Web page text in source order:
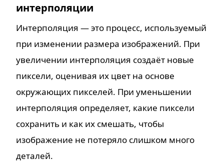
интерполяции
Интерполяция — это процесс, используемый
при изменении размера изображений. При
увеличении интерполяция создаёт новые
пиксели, оценивая их цвет на основе
окружающих пикселей. При уменьшении
интерполяция определяет, какие пиксели
сохранить и как их смешать, чтобы
изображение не потеряло слишком много
деталей.